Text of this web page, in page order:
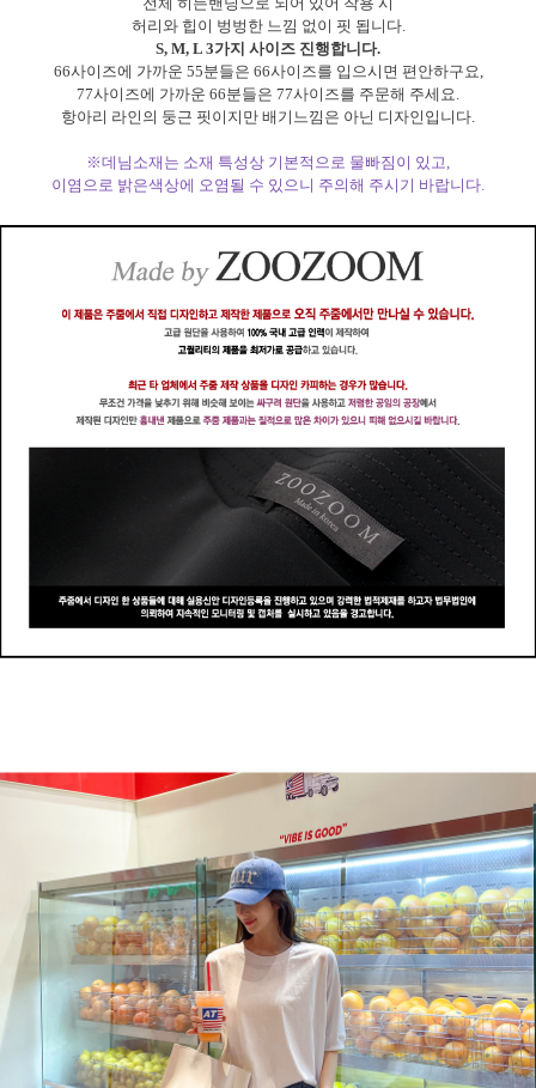
허리와 힙이 벙벙한 느낌 없이 핏 됩니다.
S, M, L 3가지 사이즈 진행합니다.
66사이즈에 가까운 55분들은 66사이즈를 입으시면 편안하구요,
77사이즈에 가까운 66분들은 77사이즈를 주문해 주세요.
항아리 라인의 둥근 핏이지만 배기느낌은 아닌 디자인입니다.
※데님소재는 소재 특성상 기본적으로 물빠짐이 있고,
이염으로 밝은색상에 오염될 수 있으니 주의해 주시기 바랍니다.